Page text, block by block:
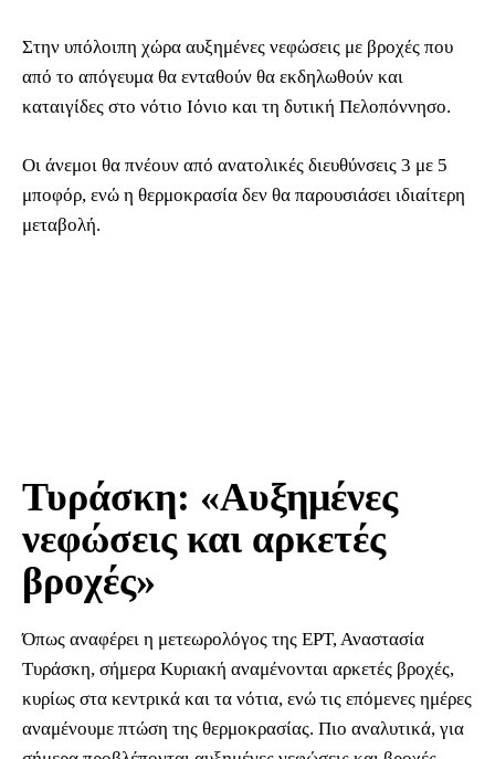
Στην υπόλοιπη χώρα αυξημένες νεφώσεις με βροχές που
από το απόγευμα θα ενταθούν θα εκδηλωθούν και
καταιγίδες στo νότιο Ιόνιο και τη δυτική Πελοπόννησο.
Οι άνεμοι θα πνέουν από ανατολικές διευθύνσεις 3 με 5
μποφόρ, ενώ η θερμοκρασία δεν θα παρουσιάσει ιδιαίτερη
μεταβολή.
Τυράσκη: «Αυξημένες
νεφώσεις και αρκετές
βροχές»
Όπως αναφέρει η μετεωρολόγος της ΕΡΤ, Αναστασία
Τυράσκη, σήμερα Κυριακή αναμένονται αρκετές βροχές,
κυρίως στα κεντρικά και τα νότια, ενώ τις επόμενες ημέρες
αναμένουμε πτώση της θερμοκρασίας. Πιο αναλυτικά, για